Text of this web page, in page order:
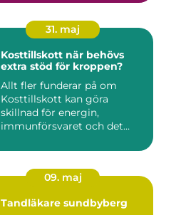
31. maj
Kosttillskott när behövs
extra stöd för kroppen?
Allt fler funderar på om
Kosttillskott kan göra
skillnad för energin,
immunförsvaret och det
09. maj
Tandläkare sundbyberg